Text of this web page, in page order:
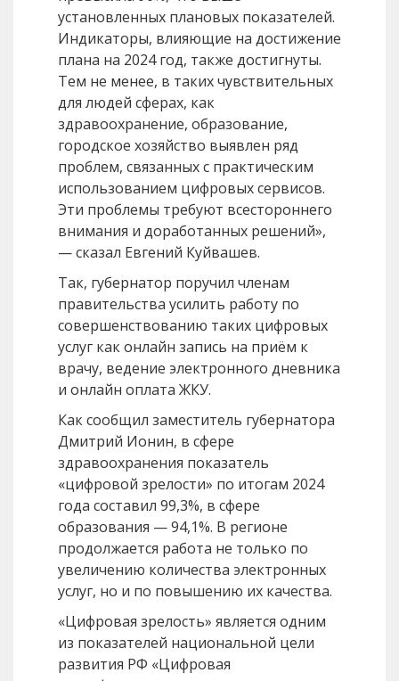
установленных плановых показателей.
Индикаторы, влияющие на достижение
плана на 2024 год, также достигнуты.
Тем не менее, в таких чувствительных
для людей сферах, как
здравоохранение, образование,
городское хозяйство выявлен ряд
проблем, связанных с практическим
использованием цифровых сервисов.
Эти проблемы требуют всестороннего
внимания и доработанных решений»,
— сказал Евгений Куйвашев.
Так, губернатор поручил членам
правительства усилить работу по
совершенствованию таких цифровых
услуг как онлайн запись на приём к
врачу, ведение электронного дневника
и онлайн оплата ЖКУ.
Как сообщил заместитель губернатора
Дмитрий Ионин, в сфере
здравоохранения показатель
«цифровой зрелости» по итогам 2024
года составил 99,3%, в сфере
образования — 94,1%. В регионе
продолжается работа не только по
увеличению количества электронных
услуг, но и по повышению их качества.
«Цифровая зрелость» является одним
из показателей национальной цели
развития РФ «Цифровая